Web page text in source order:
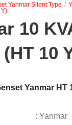
Yanmar Silent Type /
Y)
10
10
Yanmar HT
: Yanmar